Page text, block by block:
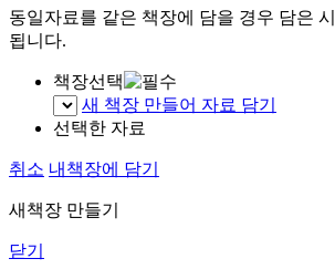
동일자료를 같은 책장에 담을 경우 담은
됩니다.
책장선택
새 책장 만들어 자료 담기
선택한 자료
취소 내책장에 담기
새책장 만들기
닫기